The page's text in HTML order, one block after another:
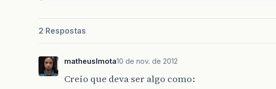
2 Respostas
matheuslmota10 de nov. de 2012
Creio que deva ser algo como: